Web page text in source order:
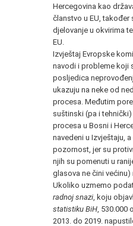
Hercegovina kao
članstvo u EU, također
djelovanje u okvirima
EU.
Izvještaj Evropske
navodi i probleme koji
posljedica
ukazuju na neke od
procesa. Međutim
suštinski (pa i
procesa u Bosni i
navedeni u Izvještaju,
pozornost, jer su
njih su pomenuti u
glasova ne čini većinu)
Ukoliko uzmemo
radnoj snazi , koju
statistiku BiH ,
2013. do 2019.